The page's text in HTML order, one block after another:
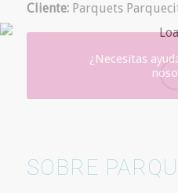
Cliente: Parquets
¿Necesitas
SOBRE